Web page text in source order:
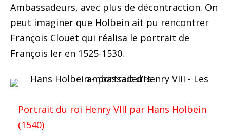
Ambassadeurs, avec plus de décontraction. On
peut imaginer que Holbein ait pu rencontrer
François Clouet qui réalisa le portrait de
François Ier en 1525-1530.
Portrait du roi Henry VIII par Hans Holbein
(1540)